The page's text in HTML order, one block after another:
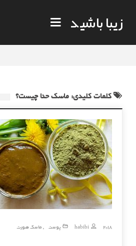
زیبا باشید
کلمات کلیدی: ماسک حنا چیست؟
2018
habibi پوست , ماسک صورت